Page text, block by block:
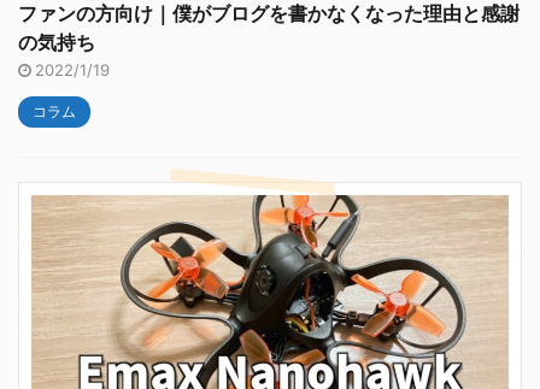
ファンの方向け｜僕がブログを書かなくなった理由と感謝
の気持ち
2022/1/19
コラム